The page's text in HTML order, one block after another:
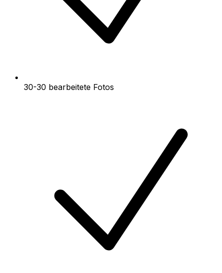
30-30 bearbeitete Fotos